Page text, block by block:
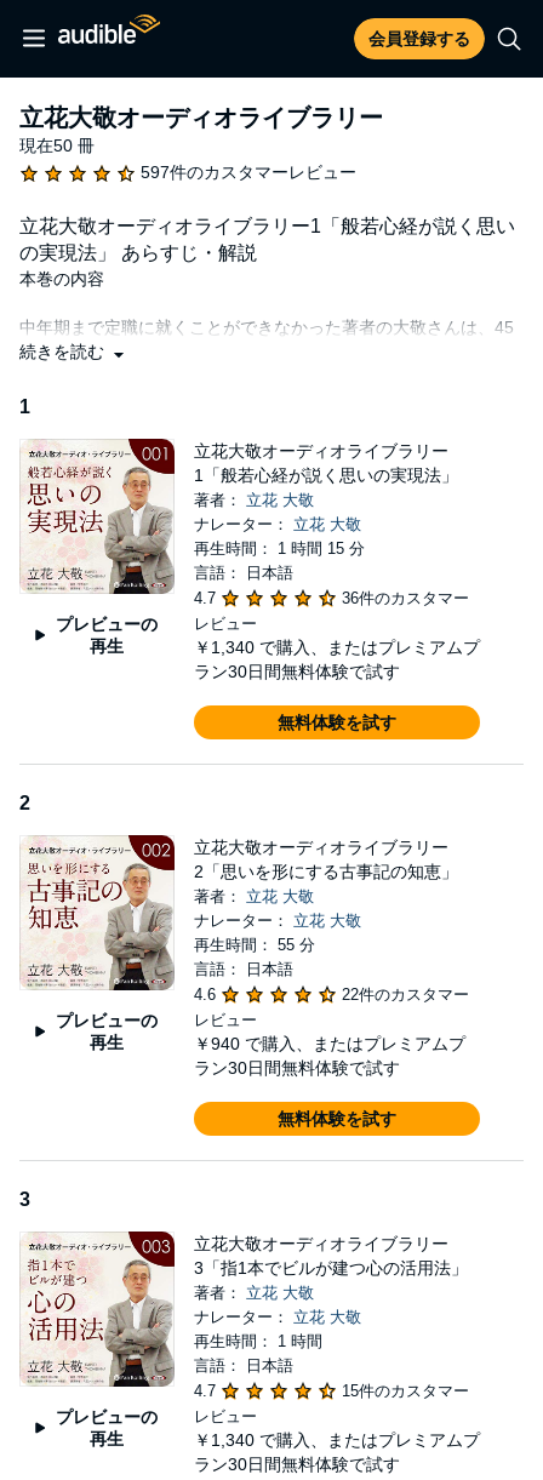
会員登録する
立花大敬オーディオライブラリー
現在50 冊
597件のカスタマーレビュー
立花大敬オーディオライブラリー1「般若心経が説く思い
の実現法」 あらすじ・解説
本巻の内容
中年期まで定職に就くことができなかった著者の大敬さんは、45
歳で有名校の教諭に採用された。それも、九州屈指の中高一貫の
したクラスが、並みいる進学校を押しのけて日本一に輝いた。そ
法」をわかりやすく解説する。
【主なお話】
・「摩訶般若波羅蜜多」には、思いを実現する3つの条件が備わっ
ている。
・「観自在菩薩」が、まわりの環境を変える。
・普賢菩薩の思いの実現法とは？
・文殊菩薩の思いの実現法とは？
・弥勒菩薩の思いの実現法とは？
・観音菩薩の思いの実現法とは？
本巻は「元気アップ禅の会」第177回（2012年7月）でのお話を編
講演74分。
1996年、友人に送った≪しあわせ通信≫が人から人へと広がり、
やがて書籍として出版される。根強いファンのために、各地で講
演会を開催。福岡県で毎月開催されている「元気アップ禅の会」
は、1997年から1回も休むことなく続いている。……そんな講演
の数々を、ていねいに編集してお届けする。
講演者：立花大敬（たちばな・だいけい）
1948年大阪生まれ。大阪大学にて生物工学を研究。19歳（大学在
学中）で禅に入門。以後、曹洞宗、臨済宗の諸老師に指導を受け
てきた。42歳で天命を知る。48歳で≪しあわせ通信≫を開始。著
述、講演活動を展開中。「本心庵」から書籍化された『しあわせ
通信』シリーズは、一般書店には並べていないにもかかわらず、
現在、第十集まで刊行されるほどのロングセラーとなった。ほか
に、『劇的に運が良くなるお経 般若心経・延命十句観音経篇』
達人たち』（潮文社）、『大敬詩集』『人生飛行術』『朗読CD版
編集者
制作監修 池田光（本心庵）
編集 西端努斗夢（おふぃす猫屋）
録音 宮木裕介
講演開催 元気アップ禅の会
(c)2018 Daikei Tachibana
続きを読む
1
プレビューの
再生
立花大敬オーディオライブラリー
1「般若心経が説く思いの実現法」
著者： 立花 大敬
ナレーター： 立花 大敬
再生時間： 1 時間 15 分
言語： 日本語
4.7
36件のカスタマー
レビュー
￥1,340 で購入、またはプレミアムプ
ラン30日間無料体験で試す
無料体験を試す
2
プレビューの
再生
立花大敬オーディオライブラリー
2「思いを形にする古事記の知恵」
著者： 立花 大敬
ナレーター： 立花 大敬
再生時間： 55 分
言語： 日本語
4.6
22件のカスタマー
レビュー
￥940 で購入、またはプレミアムプ
ラン30日間無料体験で試す
無料体験を試す
3
プレビューの
再生
立花大敬オーディオライブラリー
3「指1本でビルが建つ心の活用法」
著者： 立花 大敬
ナレーター： 立花 大敬
再生時間： 1 時間
言語： 日本語
4.7
15件のカスタマー
レビュー
￥1,340 で購入、またはプレミアムプ
ラン30日間無料体験で試す